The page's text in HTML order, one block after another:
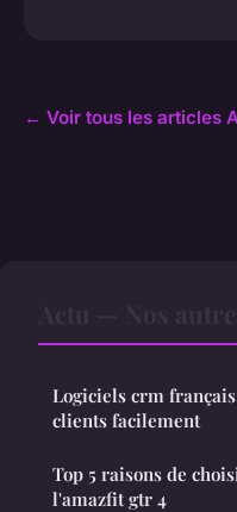
← Voir tous les articles
Logiciels crm
clients facilement
Top 5 raisons de
l'amazfit gtr 4